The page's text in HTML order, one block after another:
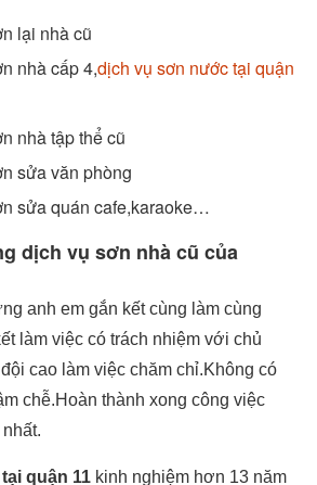
lại nhà cũ
nhà cấp 4,dịch vụ sơn nước tại quận
nhà tập thể cũ
sửa văn phòng
sửa quán cafe,karaoke…
dịch vụ sơn nhà cũ của
anh em gắn kết cùng làm cùng
làm việc có trách nhiệm với chủ
cao làm việc chăm chỉ.Không có
chễ.Hoàn thành xong công việc
quận 11 kinh nghiệm hơn 13 năm